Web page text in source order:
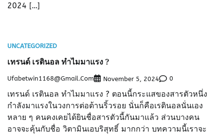
2024 […]
UNCATEGORIZED
เทรนด์ เรตินอล ทำไมมาแรง ?
Ufabetwin1168@gmail.com November 5, 2024 0
เทรนด์ เรตินอล ทำไมมาแรง ? ตอนนี้กระแสของสารตัวหนึ่ง
กำลังมาแรงในวงการต่อต้านริ้วรอย นั่นก็คือเรตินอลนั่นเอง
หลาย ๆ คนคงเคยได้ยินชื่อสารตัวนี้กันมาแล้ว ส่วนบางคน
อาจจะคุ้นกับชื่อ วิตามินเอบริสุทธิ์ มากกว่า บทความนี้เราจะ